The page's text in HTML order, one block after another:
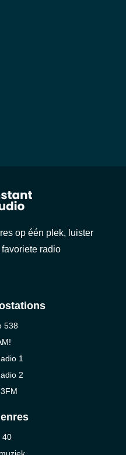
op één plek, luister
radio
538
1
2
40